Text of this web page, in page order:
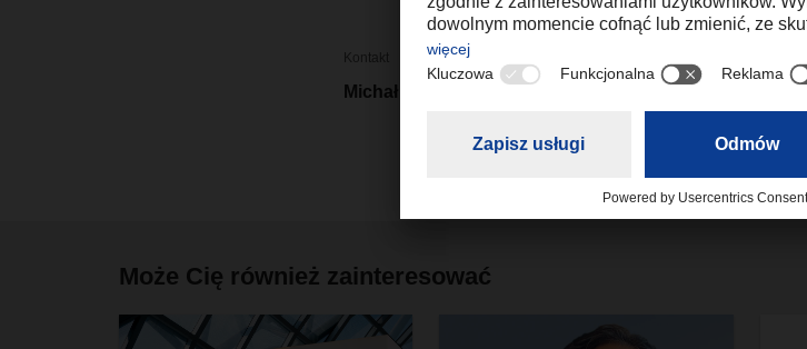
Kontakt
Michał Tomczak
Może Cię również zainteresować